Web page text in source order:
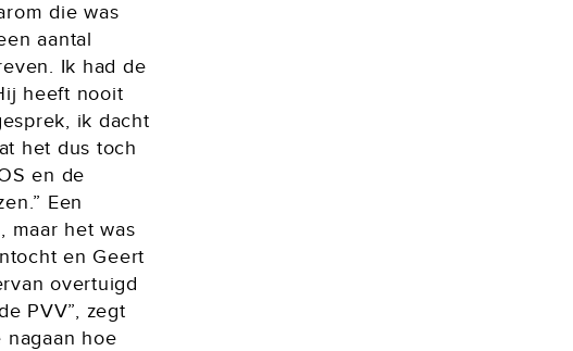
die was
aantal
Ik had de
heeft nooit
ik dacht
het dus toch
en de
Een
maar het was
en Geert
overtuigd
PVV”, zegt
nagaan hoe